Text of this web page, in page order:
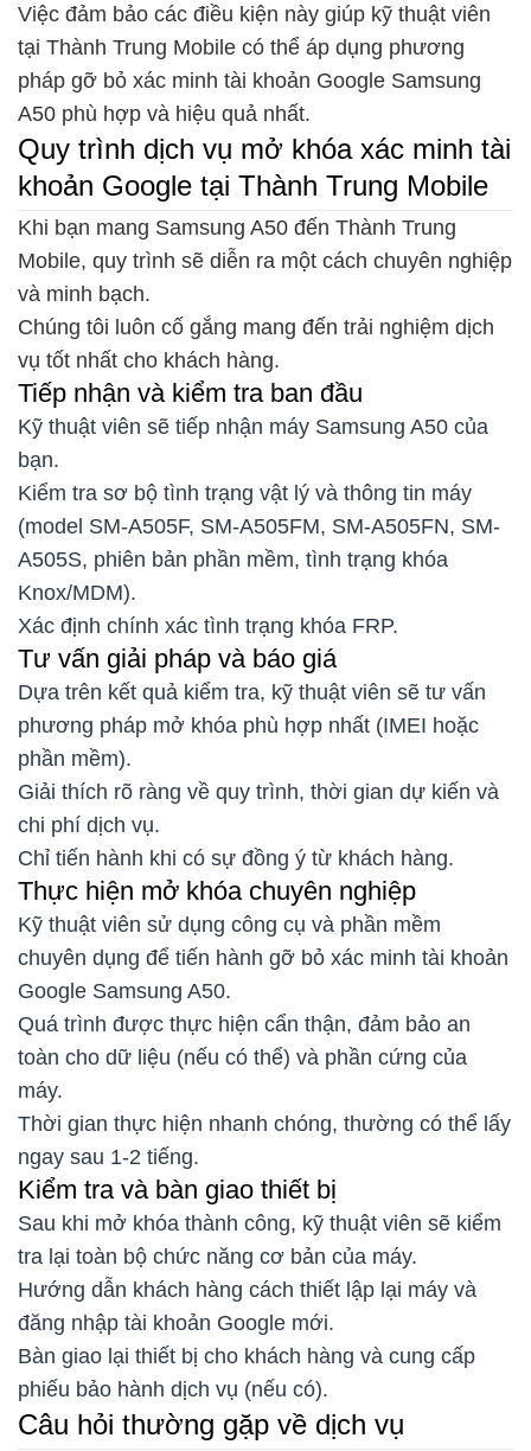
Việc đảm bảo các điều kiện này giúp kỹ thuật viên
tại Thành Trung Mobile có thể áp dụng phương
pháp gỡ bỏ xác minh tài khoản Google Samsung
A50 phù hợp và hiệu quả nhất.
Quy trình dịch vụ mở khóa xác minh tài
khoản Google tại Thành Trung Mobile
Khi bạn mang Samsung A50 đến Thành Trung
Mobile, quy trình sẽ diễn ra một cách chuyên nghiệp
và minh bạch.
Chúng tôi luôn cố gắng mang đến trải nghiệm dịch
vụ tốt nhất cho khách hàng.
Tiếp nhận và kiểm tra ban đầu
Kỹ thuật viên sẽ tiếp nhận máy Samsung A50 của
bạn.
Kiểm tra sơ bộ tình trạng vật lý và thông tin máy
(model SM-A505F, SM-A505FM, SM-A505FN, SM-
A505S, phiên bản phần mềm, tình trạng khóa
Knox/MDM).
Xác định chính xác tình trạng khóa FRP.
Tư vấn giải pháp và báo giá
Dựa trên kết quả kiểm tra, kỹ thuật viên sẽ tư vấn
phương pháp mở khóa phù hợp nhất (IMEI hoặc
phần mềm).
Giải thích rõ ràng về quy trình, thời gian dự kiến và
chi phí dịch vụ.
Chỉ tiến hành khi có sự đồng ý từ khách hàng.
Thực hiện mở khóa chuyên nghiệp
Kỹ thuật viên sử dụng công cụ và phần mềm
chuyên dụng để tiến hành gỡ bỏ xác minh tài khoản
Google Samsung A50.
Quá trình được thực hiện cẩn thận, đảm bảo an
toàn cho dữ liệu (nếu có thể) và phần cứng của
máy.
Thời gian thực hiện nhanh chóng, thường có thể lấy
ngay sau 1-2 tiếng.
Kiểm tra và bàn giao thiết bị
Sau khi mở khóa thành công, kỹ thuật viên sẽ kiểm
tra lại toàn bộ chức năng cơ bản của máy.
Hướng dẫn khách hàng cách thiết lập lại máy và
đăng nhập tài khoản Google mới.
Bàn giao lại thiết bị cho khách hàng và cung cấp
phiếu bảo hành dịch vụ (nếu có).
Câu hỏi thường gặp về dịch vụ